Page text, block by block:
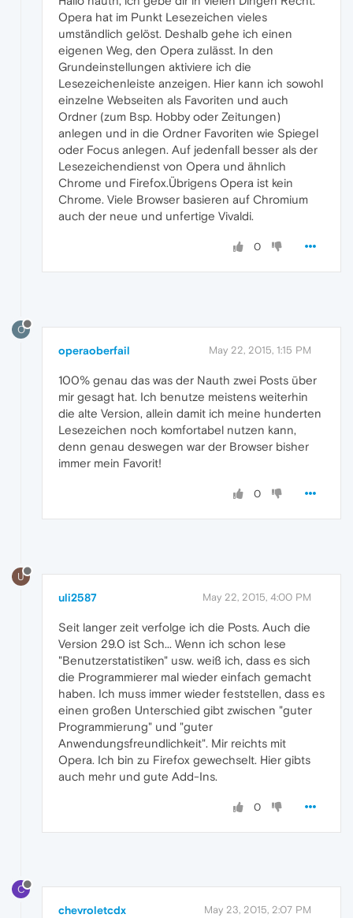
Opera hat im Punkt Lesezeichen vieles
umständlich gelöst. Deshalb gehe ich einen
eigenen Weg, den Opera zulässt. In den
Grundeinstellungen aktiviere ich die
Lesezeichenleiste anzeigen. Hier kann ich sowohl
einzelne Webseiten als Favoriten und auch
Ordner (zum Bsp. Hobby oder Zeitungen)
anlegen und in die Ordner Favoriten wie Spiegel
oder Focus anlegen. Auf jedenfall besser als der
Lesezeichendienst von Opera und ähnlich
Chrome und Firefox.Übrigens Opera ist kein
Chrome. Viele Browser basieren auf Chromium
auch der neue und unfertige Vivaldi.
0
O
operaoberfail May 22, 2015, 1:15 PM
100% genau das was der Nauth zwei Posts über
mir gesagt hat. Ich benutze meistens weiterhin
die alte Version, allein damit ich meine hunderten
Lesezeichen noch komfortabel nutzen kann,
denn genau deswegen war der Browser bisher
immer mein Favorit!
0
U
uli2587 May 22, 2015, 4:00 PM
Seit langer zeit verfolge ich die Posts. Auch die
Version 29.0 ist Sch... Wenn ich schon lese
"Benutzerstatistiken" usw. weiß ich, dass es sich
die Programmierer mal wieder einfach gemacht
haben. Ich muss immer wieder feststellen, dass es
einen großen Unterschied gibt zwischen "guter
Programmierung" und "guter
Anwendungsfreundlichkeit". Mir reichts mit
Opera. Ich bin zu Firefox gewechselt. Hier gibts
auch mehr und gute Add-Ins.
0
C
chevroletcdx May 23, 2015, 2:07 PM